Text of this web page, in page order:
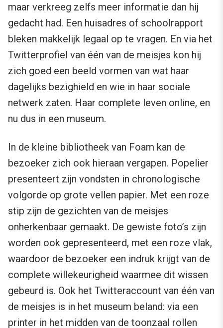
maar verkreeg zelfs meer informatie dan hij
gedacht had. Een huisadres of schoolrapport
bleken makkelijk legaal op te vragen. En via het
Twitterprofiel van één van de meisjes kon hij
zich goed een beeld vormen van wat haar
dagelijks bezighield en wie in haar sociale
netwerk zaten. Haar complete leven online, en
nu dus in een museum.
In de kleine bibliotheek van Foam kan de
bezoeker zich ook hieraan vergapen. Popelier
presenteert zijn vondsten in chronologische
volgorde op grote vellen papier. Met een roze
stip zijn de gezichten van de meisjes
onherkenbaar gemaakt. De gewiste foto’s zijn
worden ook gepresenteerd, met een roze vlak,
waardoor de bezoeker een indruk krijgt van de
complete willekeurigheid waarmee dit wissen
gebeurd is. Ook het Twitteraccount van één van
de meisjes is in het museum beland: via een
printer in het midden van de toonzaal rollen